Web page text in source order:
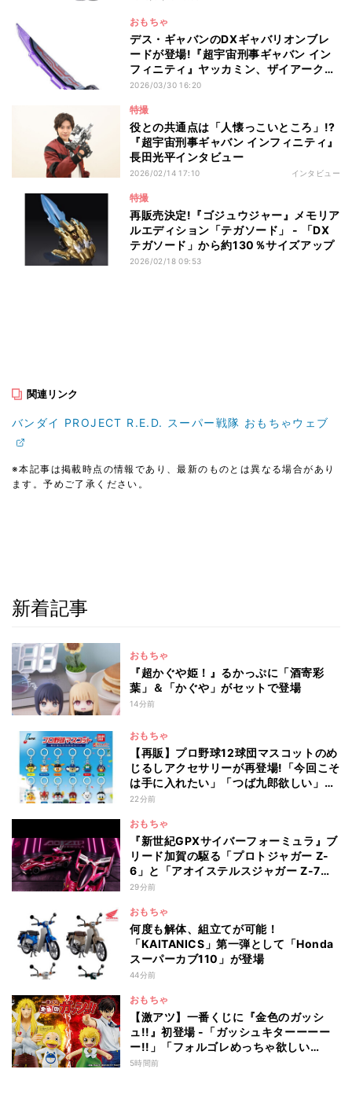
おもちゃ
デス・ギャバンのDXギャバリオンブレ
ードが登場!『超宇宙刑事ギャバン イン
フィニティ』ヤッカミン、ザイアーク、
クイールのエモルギア3種も付属
2026/03/30 16:20
特撮
役との共通点は「人懐っこいところ」!?
『超宇宙刑事ギャバン インフィニティ』
長田光平インタビュー
2026/02/14 17:10 インタビュー
特撮
再販売決定!『ゴジュウジャー』メモリア
ルエディション「テガソード」 - 「DX
テガソード」から約130％サイズアップ
2026/02/18 09:53
関連リンク
バンダイ PROJECT R.E.D. スーパー戦隊 おもちゃウェブ
※本記事は掲載時点の情報であり、最新のものとは異なる場合があり
ます。予めご了承ください。
新着記事
おもちゃ
『超かぐや姫！』るかっぷに「酒寄彩
葉」＆「かぐや」がセットで登場
14分前
おもちゃ
【再販】プロ野球12球団マスコットのめ
じるしアクセサリーが再登場!「今回こそ
は手に入れたい」「つば九郎欲しい」と
話題
22分前
おもちゃ
『新世紀GPXサイバーフォーミュラ』ブ
リード加賀の駆る「プロトジャガー Z-
6」と「アオイステルスジャガー Z-7」
が2台セットで登場
29分前
おもちゃ
何度も解体、組立てが可能！
「KAITANICS」第一弾として「Honda
スーパーカブ110」が登場
44分前
おもちゃ
【激アツ】一番くじに『金色のガッシ
ュ!!』初登場 -「ガッシュキターーーー
ー!!」「フォルゴレめっちゃ欲しい
wwww」とSNS大盛り上がり! A～D賞
5時間前